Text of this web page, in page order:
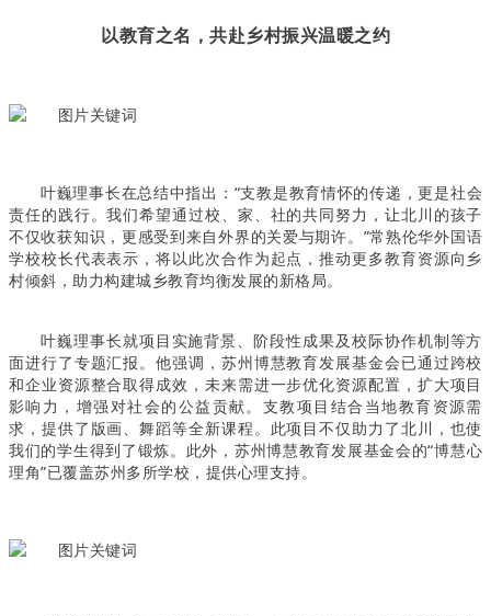
以教育之名，共赴乡村振兴温暖之约
叶巍理事长在总结中指出：“支教是教育情怀的传递，更是社会
责任的践行。我们希望通过校、家、社的共同努力，让北川的孩子
不仅收获知识，更感受到来自外界的关爱与期许。”常熟伦华外国语
学校校长代表表示，将以此次合作为起点，推动更多教育资源向乡
村倾斜，助力构建城乡教育均衡发展的新格局。
叶巍理事长就项目实施背景、阶段性成果及校际协作机制等方
面进行了专题汇报。他强调，苏州博慧教育发展基金会已通过跨校
和企业资源整合取得成效，未来需进一步优化资源配置，扩大项目
影响力，增强对社会的公益贡献。支教项目结合当地教育资源需
求，提供了版画、舞蹈等全新课程。此项目不仅助力了北川，也使
我们的学生得到了锻炼。此外，苏州博慧教育发展基金会的“博慧心
理角”已覆盖苏州多所学校，提供心理支持。